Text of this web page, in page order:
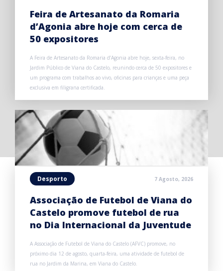
Feira de Artesanato da Romaria
d’Agonia abre hoje com cerca de
50 expositores
A Feira de Artesanato da Romaria d’Agonia abre hoje, sexta-feira, no
Jardim Público de Viana do Castelo, reunindo cerca de 50 expositores e
um programa com trabalhos ao vivo, oficinas para crianças e uma peça
exclusiva em filigrana certificada.
Desporto 7 Agosto, 2026
Associação de Futebol de Viana do
Castelo promove futebol de rua
no Dia Internacional da Juventude
A Associação de Futebol de Viana do Castelo (AFVC) promove, no
próximo dia 12 de agosto, quarta-feira, uma atividade de futebol de
rua no Jardim da Marina, em Viana do Castelo.